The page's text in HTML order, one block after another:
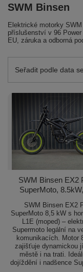
SWM Binsen
Elektrické motorky
příslušenství v 96
EU, záruka a odborná
Zmień sortowanie
Seřadit podle data
SWM Binsen EX2
SuperMoto,
SWM Binsen EX2
SuperMoto 8,5 kW s
L1E (moped) –
Supermoto legální na
komunikacích. Motor
zajišťuje dynamickou
městě i na trati.
dojíždění i nadšence